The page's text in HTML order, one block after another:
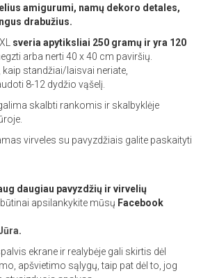
amigurumi, namų dekoro detales,
drabužius.
sveria apytiksliai 250 gramų ir yra 120
arba nerti 40 x 40 cm paviršių.
standžiai/laisvai neriate,
8-12 dydžio vąšelį.
skalbti rankomis ir skalbyklėje
virveles su pavyzdžiais galite paskaityti
daugiau pavyzdžių ir virvelių
, būtinai apsilankykite mūsų Facebook
.
ekrane ir realybėje gali skirtis dėl
apšvietimo sąlygų, taip pat dėl to, jog